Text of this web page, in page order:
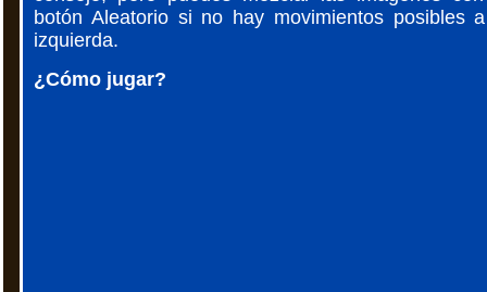
botón Aleatorio si no hay movimientos posibles
izquierda.
¿Cómo jugar?